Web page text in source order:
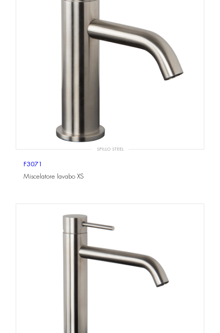
SPILLO STEEL
F3071
Miscelatore lavabo XS